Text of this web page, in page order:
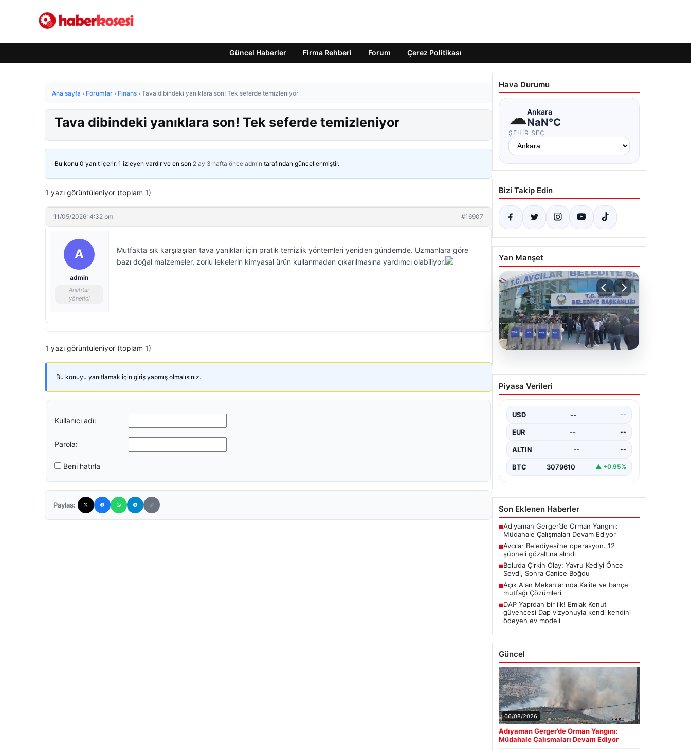
Güncel Haberler Firma Rehberi Forum Çerez Politikası
Ana sayfa › Forumlar › Finans › Tava dibindeki yanıklara son! Tek seferde temizleniyor
Tava dibindeki yanıklara son! Tek seferde temizleniyor
Bu konu 0 yanıt içerir, 1 izleyen vardır ve en son 2 ay 3 hafta önce admin tarafından güncellenmiştir.
1 yazı görüntüleniyor (toplam 1)
11/05/2026: 4:32 pm #16907
A
admin
Anahtar
yönetici
Mutfakta sık karşılaşılan tava yanıkları için pratik temizlik yöntemleri yeniden gündemde. Uzmanlara göre
bazı doğal malzemeler, zorlu lekelerin kimyasal ürün kullanmadan çıkarılmasına yardımcı olabiliyor.
1 yazı görüntüleniyor (toplam 1)
Bu konuyu yanıtlamak için giriş yapmış olmalısınız.
Kullanıcı adı:
Parola:
Beni hatırla
Paylaş:
Hava Durumu
☁Ankara
NaN°C
ŞEHIR SEÇ
Bizi Takip Edin
Yan Manşet
Avcılar Belediyesi’ne
operasyon. 12 şüpheli
Piyasa Verileri
USD -- --
EUR -- --
ALTIN -- --
BTC 3079610 ▲ +0.95%
Son Eklenen Haberler
■Adıyaman Gerger’de Orman Yangını:
Müdahale Çalışmaları Devam Ediyor
■Avcılar Belediyesi’ne operasyon. 12
şüpheli gözaltına alındı
■Bolu’da Çirkin Olay: Yavru Kediyi Önce
Sevdi, Sonra Canice Boğdu
■Açık Alan Mekanlarında Kalite ve bahçe
mutfağı Çözümleri
■DAP Yapı’dan bir ilk! Emlak Konut
güvencesi Dap vizyonuyla kendi kendini
ödeyen ev modeli
Güncel
06/08/2026
Adıyaman Gerger’de Orman Yangını:
Müdahale Çalışmaları Devam Ediyor